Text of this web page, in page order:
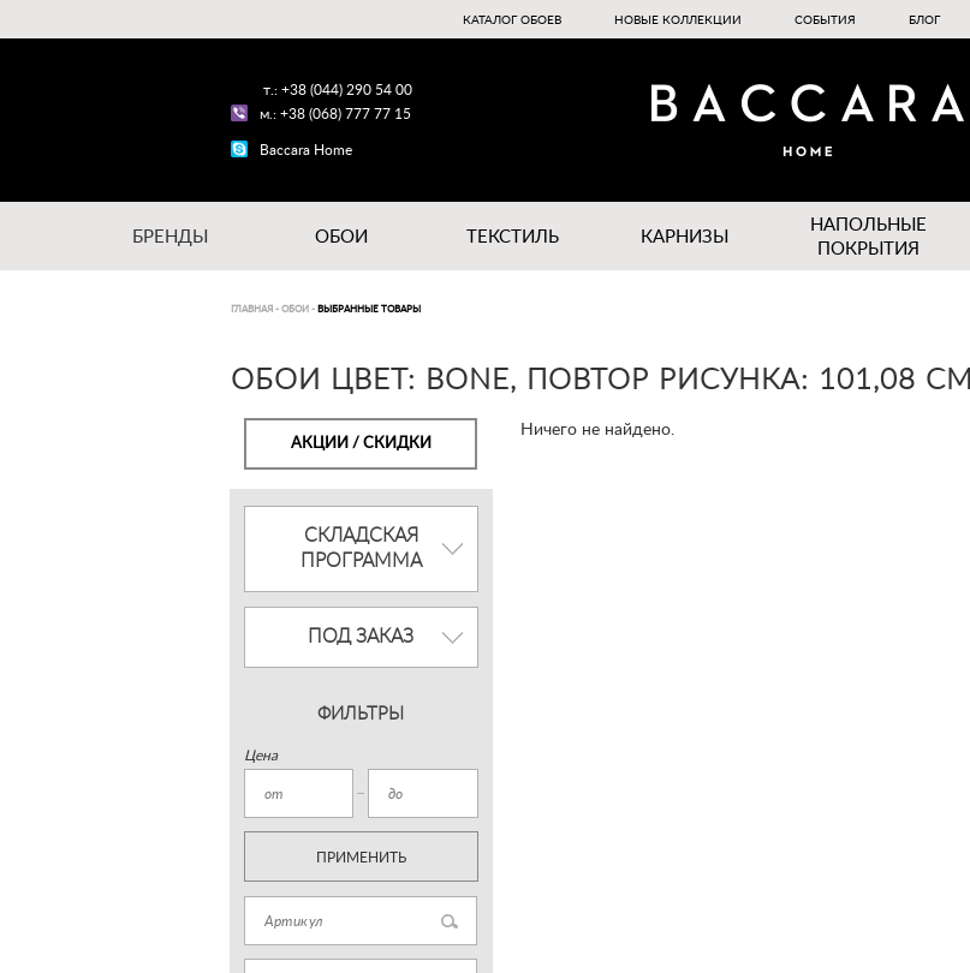
КАТАЛОГ ОБОЕВ НОВЫЕ КОЛЛЕКЦИИ СОБЫТИЯ БЛОГ
т.: +38 (044) 290 54 00
м.: +38 (068) 777 77 15
Baccara Home
БРЕНДЫ ОБОИ ТЕКСТИЛЬ КАРНИЗЫ
НАПОЛЬНЫЕ
ПОКРЫТИЯ
ГЛАВНАЯ - ОБОИ - ВЫБРАННЫЕ ТОВАРЫ
ОБОИ ЦВЕТ: BONE, ПОВТОР РИСУНКА: 101,08 CM
АКЦИИ / СКИДКИ
СКЛАДСКАЯ
ПРОГРАММА
ПОД ЗАКАЗ
ФИЛЬТРЫ
Цена
ПРИМЕНИТЬ
Ничего не найдено.